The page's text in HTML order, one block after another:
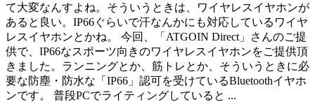
て大変なんすよね。そういうときは、ワイヤレスイヤホンが
あると良い。IP66ぐらいで汗なんかにも対応しているワイヤ
レスイヤホンとかね。 今回、「ATGOIN Direct」さんのご提
供で、IP66なスポーツ向きのワイヤレスイヤホンをご提供頂
きました。ランニングとか、筋トレとか、そういうときに必
要な防塵・防水な「IP66」認可を受けているBluetoothイヤホ
ンです。 普段PCでライティングしていると ...